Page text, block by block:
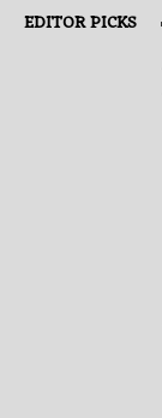
EDITOR PICKS